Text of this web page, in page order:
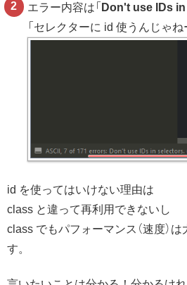
エラー内容は「 Don't use IDs
「セレクターに id 使うんじゃね
id を使ってはいけない理由は
class と違って再利用できないし
class でもパフォーマンス（速度）
す。